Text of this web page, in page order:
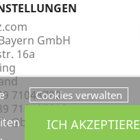
GmbH
16a
71048780
710487818
Cookies verwalten
ICH AKZEPTIERE